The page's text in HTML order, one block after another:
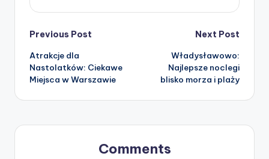
Post
navigation
Previous Post
Atrakcje dla
Nastolatków: Ciekawe
Miejsca w Warszawie
Next Post
Władysławowo:
Najlepsze noclegi
blisko morza i plaży
Comments